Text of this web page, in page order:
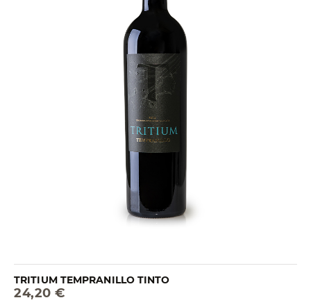
TRITIUM TEMPRANILLO TINTO
24,20 €